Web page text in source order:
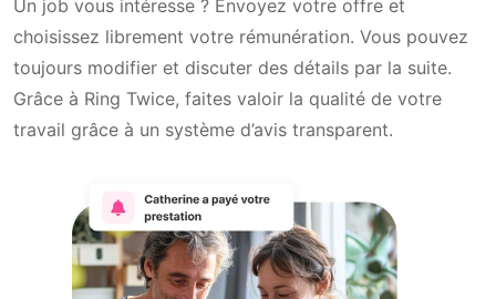
Un job vous intéresse ? Envoyez votre offre et
choisissez librement votre rémunération. Vous pouvez
toujours modifier et discuter des détails par la suite.
Grâce à Ring Twice, faites valoir la qualité de votre
travail grâce à un système d’avis transparent.